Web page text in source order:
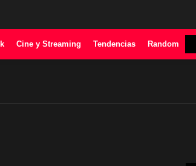
Cine y Streaming Tendencias Random